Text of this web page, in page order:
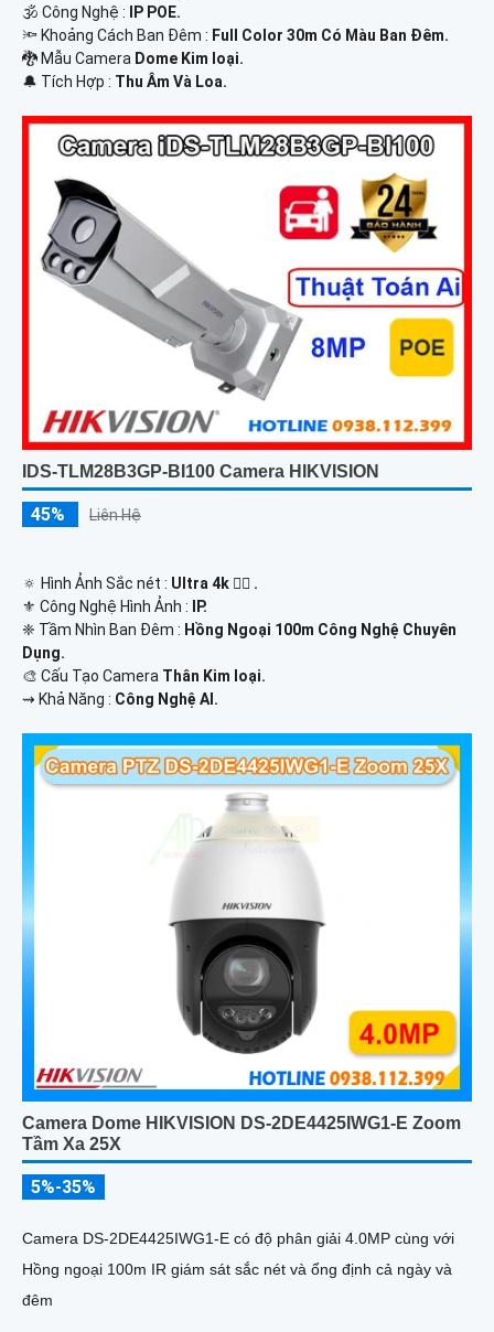
🕉️ Công Nghệ :
IP POE.
🔦 Khoảng Cách Ban Đêm : Full Color 30m Có Màu Ban Ðêm.
🐉️ Mẫu Camera Dome Kim loại.
️🔔 Tích Hợp : Thu Âm Và Loa.
IDS-TLM28B3GP-BI100 Camera HIKVISION
45% Liên Hệ
🔅 Hình Ảnh Sắc nét : Ultra 4k 👍🏾 .
⚜️ Công Nghệ Hình Ảnh :
IP.
❈ Tầm Nhìn Ban Đêm : Hồng Ngoại 100m Công Nghệ Chuyên
Dụng.
🎨 Cấu Tạo Camera Thân Kim loại.
️⇝ Khả Năng : Công Nghệ AI.
Camera Dome HIKVISION DS-2DE4425IWG1-E Zoom
Tầm Xa 25X
5%-35%
Camera DS-2DE4425IWG1-E có độ phân giải 4.0MP cùng với
Hồng ngoại 100m IR giám sát sắc nét và ổng định cả ngày và
đêm